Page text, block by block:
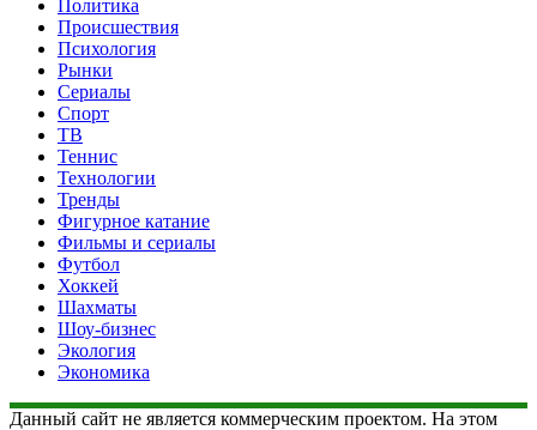
Политика
Происшествия
Психология
Рынки
Сериалы
Спорт
ТВ
Теннис
Технологии
Тренды
Фигурное катание
Фильмы и сериалы
Футбол
Хоккей
Шахматы
Шоу-бизнес
Экология
Экономика
Данный сайт не является коммерческим проектом. На этом